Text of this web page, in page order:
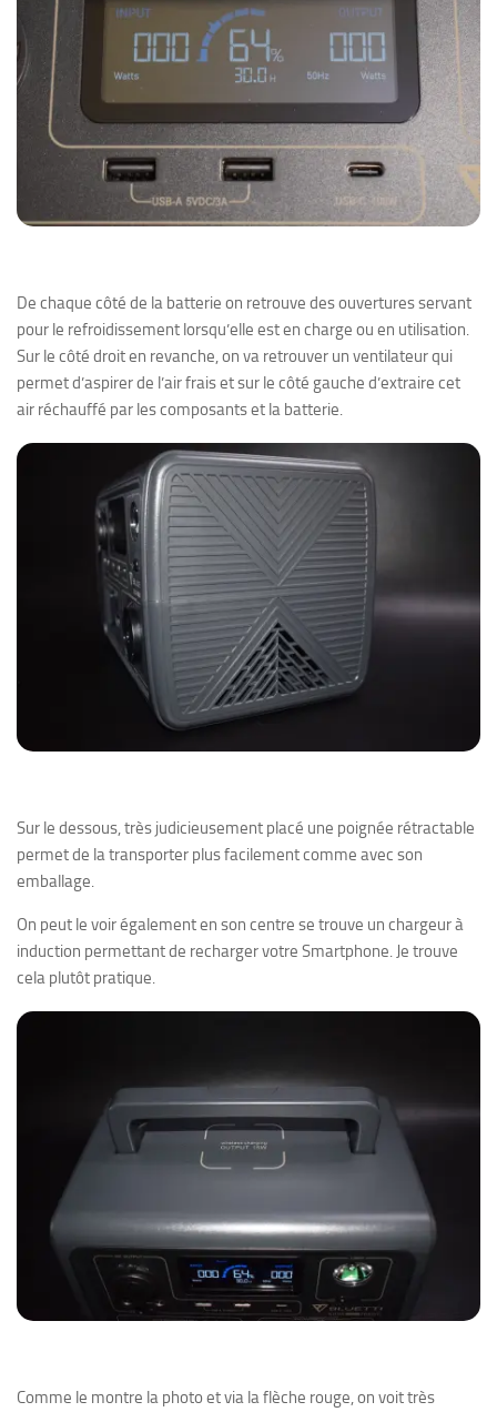
De chaque côté de la batterie on retrouve des ouvertures servant
pour le refroidissement lorsqu’elle est en charge ou en utilisation.
Sur le côté droit en revanche, on va retrouver un ventilateur qui
permet d’aspirer de l’air frais et sur le côté gauche d’extraire cet
air réchauffé par les composants et la batterie.
Sur le dessous, très judicieusement placé une poignée rétractable
permet de la transporter plus facilement comme avec son
emballage.
On peut le voir également en son centre se trouve un chargeur à
induction permettant de recharger votre Smartphone. Je trouve
cela plutôt pratique.
Comme le montre la photo et via la flèche rouge, on voit très